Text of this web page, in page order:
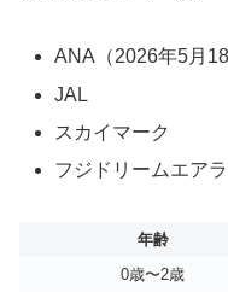
ANA（2026年5月
JAL
スカイマーク
フジドリームエア
年齢
0歳〜2歳